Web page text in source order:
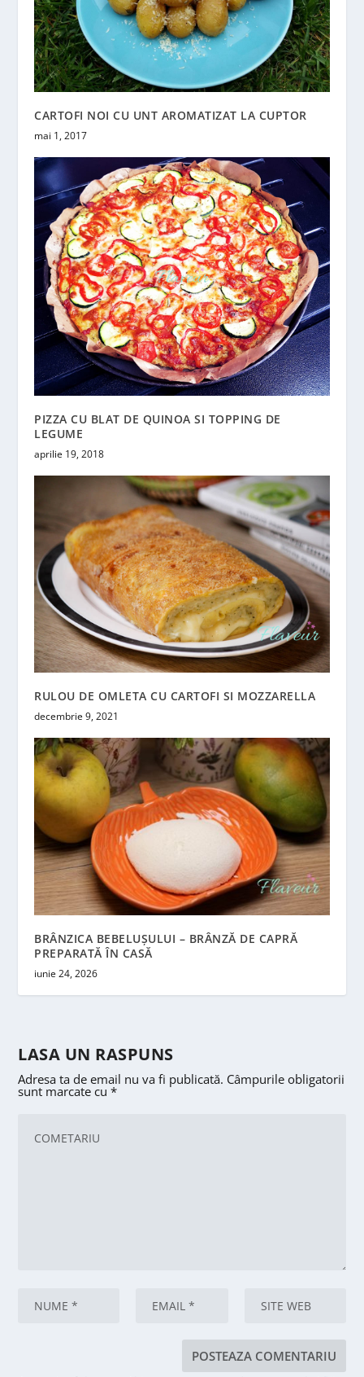
CARTOFI NOI CU UNT AROMATIZAT LA CUPTOR
mai 1, 2017
PIZZA CU BLAT DE QUINOA SI TOPPING DE
LEGUME
aprilie 19, 2018
RULOU DE OMLETA CU CARTOFI SI MOZZARELLA
decembrie 9, 2021
BRÂNZICA BEBELUȘULUI – BRÂNZĂ DE CAPRĂ
PREPARATĂ ÎN CASĂ
iunie 24, 2026
LASA UN RASPUNS
Adresa ta de email nu va fi publicată. Câmpurile obligatorii
sunt marcate cu*